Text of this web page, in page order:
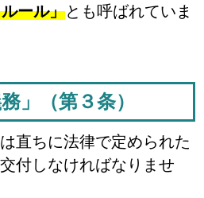
ール」とも呼ばれていま
」（第３条）
直ちに法律で定められた
付しなければなりませ